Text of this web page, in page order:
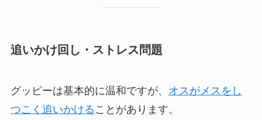
追いかけ回し・ストレス問題
グッピーは基本的に温和ですが、 オスがメスをし
つこく追いかける ことがあります。